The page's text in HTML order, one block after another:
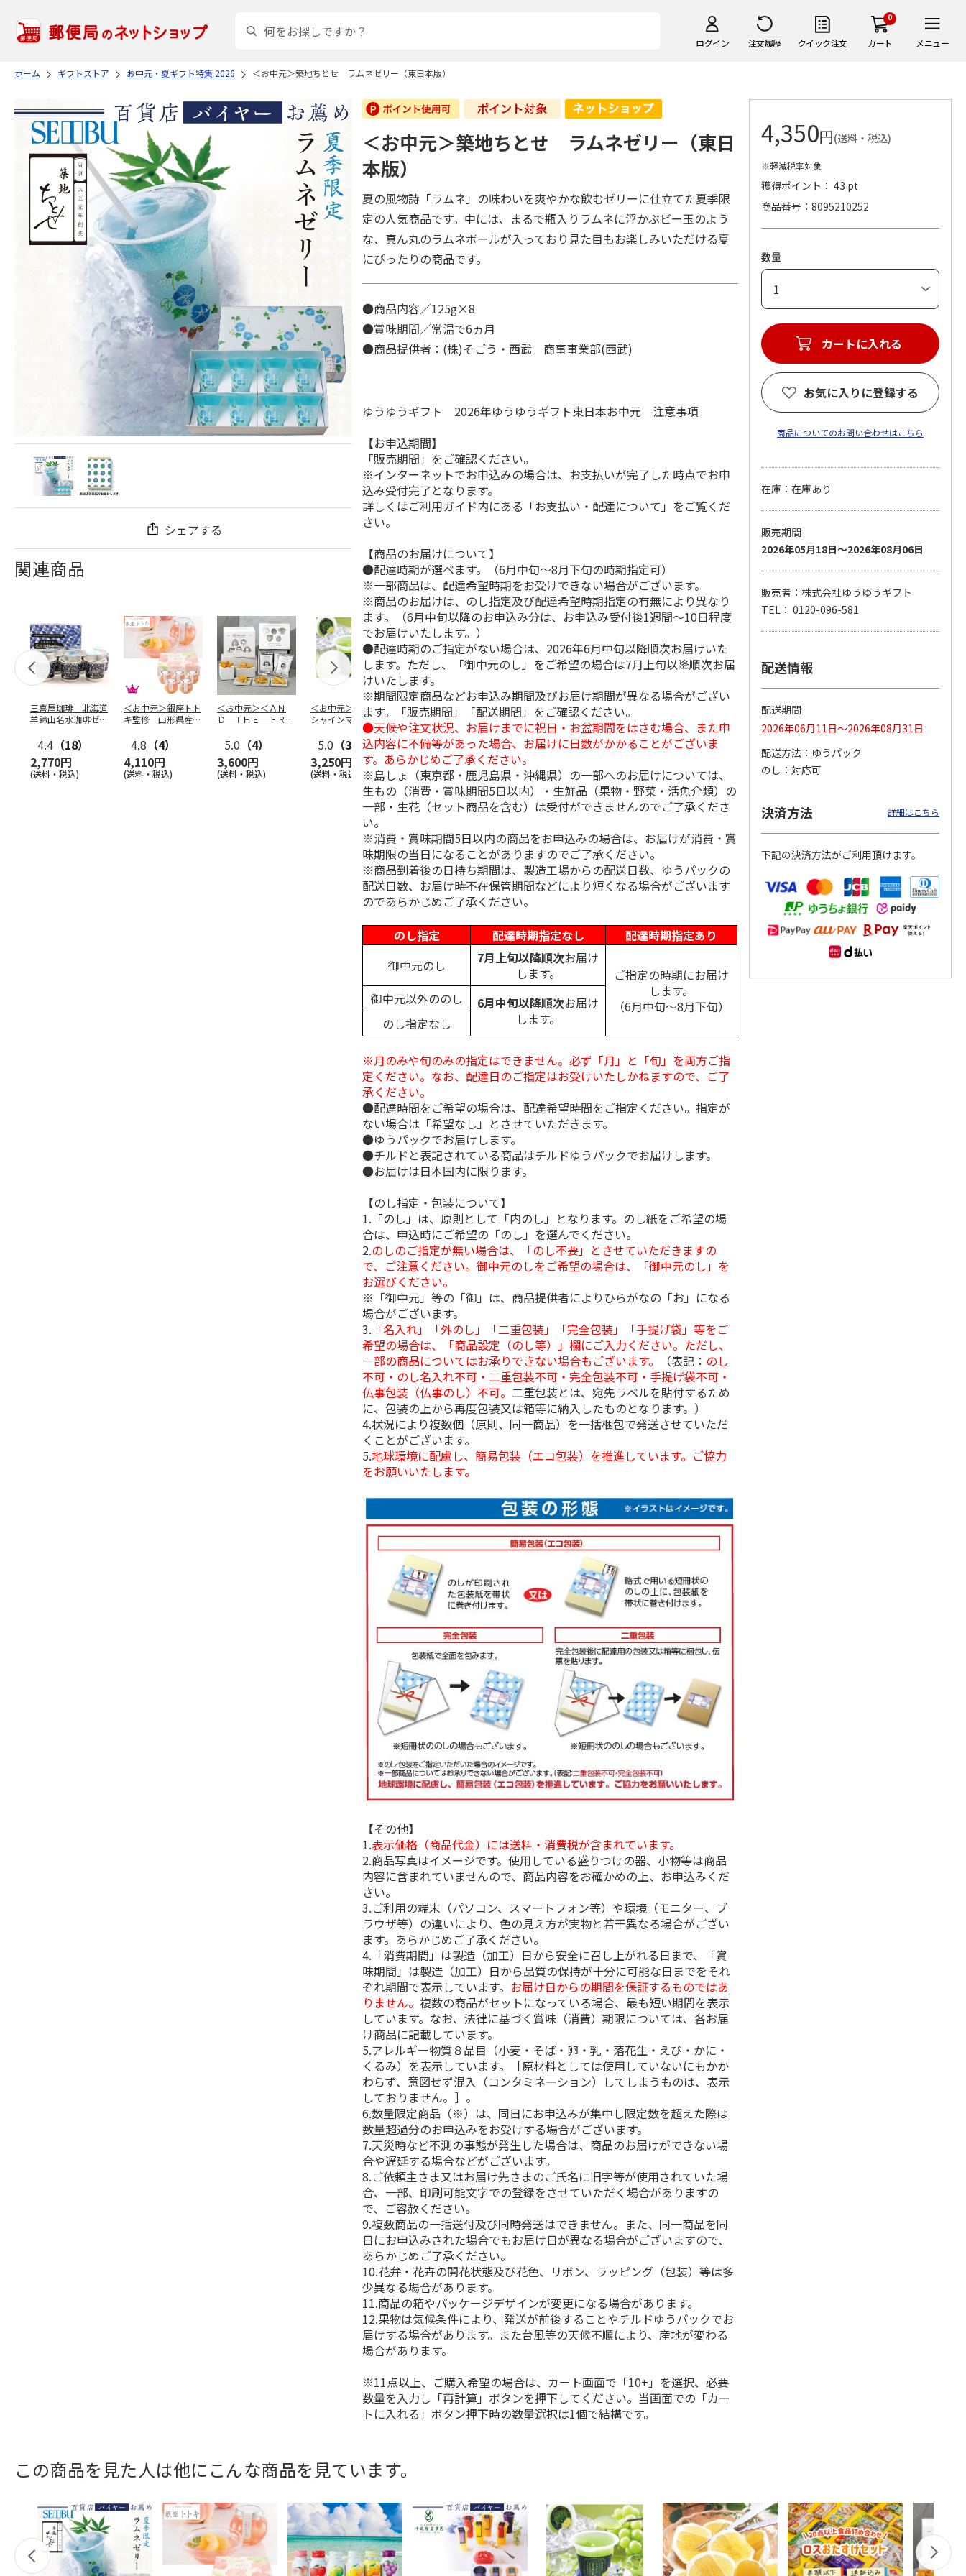
ログイン 注文履歴 クイック注文
0
カート メニュー
ホーム ギフトストア お中元・夏ギフト特集 2026 ＜お中元＞築地ちとせ ラムネゼリー（東日本版）
シェアする
関連商品
三喜屋珈琲 北海道
羊蹄山名水珈琲ゼリ
4.4 （18）
2,770円
(送料・税込)
＜お中元＞銀座トト
キ監修 山形県産白
版）
4.8 （4）
4,110円
(送料・税込)
＜お中元＞＜ＡＮ
Ｄ ＴＨＥ ＦＲＩ
ト５種
…
5.0 （4）
3,600円
(送料・税込)
＜お中元＞長野県産
シャインマスカット
5.0 （3）
3,250円
(送料・税込)
＜お中元＞北海道羊
蹄山名水珈琲ゼリー
７個
4.3（3）
2,980円
(送料・税込)
＜お中元＞＜ひとと
え＞３層デザートジ
ュレパフェ～国産フ
ルー4.7 （10）
2,980円
(送料・税込)
＜お中元＞日本橋
千疋屋総本店 フル
ートジェリー ９個
入（…
5.0（3）
(送料・税込)
＜お中元＞彩果の宝
コレクション（東日
本版…
5.0（7）
(送料・税込)
＜お中元＞日本橋
ートジェリー ６個
4.7
（3）
3,400円
(送料・税込)
（東日本版）
＜お中元＞築地ちとせ ラムネゼリー（東日
本版）
夏の風物詩「ラムネ」の味わいを爽やかな飲むゼリーに仕立てた夏季限
定の人気商品です。中には、まるで瓶入りラムネに浮かぶビー玉のよう
な、真ん丸のラムネボールが入っており見た目もお楽しみいただける夏
にぴったりの商品です。
●商品内容／125g×8
●賞味期間／常温で6ヵ月
●商品提供者：(株)そごう・西武 商事事業部(西武)
ゆうゆうギフト 2026年ゆうゆうギフト東日本お中元 注意事項
【お申込期間】
「販売期間」をご確認ください。
※インターネットでお申込みの場合は、お支払いが完了した時点でお申
込み受付完了となります。
詳しくはご利用ガイド内にある「お支払い・配達について」をご覧くだ
さい。
【商品のお届けについて】
●配達時期が選べます。（6月中旬～8月下旬の時期指定可）
※一部商品は、配達希望時期をお受けできない場合がございます。
※商品のお届けは、のし指定及び配達希望時期指定の有無により異なり
ます。（6月中旬以降のお申込み分は、お申込み受付後1週間～10日程度
でお届けいたします。）
●配達時期のご指定がない場合は、2026年6月中旬以降順次お届けいた
します。ただし、「御中元のし」をご希望の場合は7月上旬以降順次お届
けいたします。
※期間限定商品などお申込み期間及びお届け期間が異なる場合がござい
ます。「販売期間」「配送期間」をご確認ください。
●天候や注文状況、お届けまでに祝日・お盆期間をはさむ場合、また申
込内容に不備等があった場合、お届けに日数がかかることがございま
す。あらかじめご了承ください。
※島しょ（東京都・鹿児島県・沖縄県）の一部へのお届けについては、
生もの（消費・賞味期間5日以内）・生鮮品（果物・野菜・活魚介類）の
一部・生花（セット商品を含む）は受付ができませんのでご了承くださ
い。
※消費・賞味期間5日以内の商品をお申込みの場合は、お届けが消費・賞
味期限の当日になることがありますのでご了承ください。
※商品到着後の日持ち期間は、製造工場からの配送日数、ゆうパックの
配送日数、お届け時不在保管期間などにより短くなる場合がございます
のであらかじめご了承ください。
のし指定
配達時期指定なし
配達時期指定あり
御中元のし
7月上旬以降順次お届け
します。
ご指定の時期にお届け
します。
（6月中旬～8月下旬）
御中元以外ののし 6月中旬以降順次お届け
します。
のし指定なし
※月のみや旬のみの指定はできません。必ず「月」と「旬」を両方ご指
定ください。なお、配達日のご指定はお受けいたしかねますので、ご了
承ください。
●配達時間をご希望の場合は、配達希望時間をご指定ください。指定が
ない場合は「希望なし」とさせていただきます。
●ゆうパックでお届けします。
●チルドと表記されている商品はチルドゆうパックでお届けします。
●お届けは日本国内に限ります。
【のし指定・包装について】
1.「のし」は、原則として「内のし」となります。のし紙をご希望の場
合は、申込時にご希望の「のし」を選んでください。
2.のしのご指定が無い場合は、「のし不要」とさせていただきますの
で、ご注意ください。御中元のしをご希望の場合は、「御中元のし」を
お選びください。
※「御中元」等の「御」は、商品提供者によりひらがなの「お」になる
場合がございます。
3. 「名入れ」「外のし」「二重包装」「完全包装」「手提げ袋」等をご
希望の場合は、「商品設定（のし等）」欄にご入力ください。ただし、
一部の商品についてはお承りできない場合もございます。
（表記： のし
不可・のし名入れ不可・二重包装不可・完全包装不可・手提げ袋不可・
仏事包装（仏事のし）不可。 二重包装とは、宛先ラベルを貼付するため
に、包装の上から再度包装又は箱等に納入したものとなります。）
4.状況により複数個（原則、同一商品）を一括梱包で発送させていただ
くことがございます。
5.地球環境に配慮し、簡易包装（エコ包装）を推進しています。ご協力
をお願いいたします。
【その他】
1.表示価格（商品代金）には送料・消費税が含まれています。
2.商品写真はイメージです。使用している盛りつけの器、小物等は商品
内容に含まれていませんので、商品内容をお確かめの上、お申込みくだ
さい。
3.ご利用の端末（パソコン、スマートフォン等）や環境（モニター、ブ
ラウザ等）の違いにより、色の見え方が実物と若干異なる場合がござい
ます。あらかじめご了承ください。
4.「消費期間」は製造（加工）日から安全に召し上がれる日まで、「賞
味期間」は製造（加工）日から品質の保持が十分に可能な日までをそれ
ぞれ期間で表示しています。 お届け日からの期間を保証するものではあ
りません。複数の商品がセットになっている場合、最も短い期間を表示
しています。なお、法律に基づく賞味（消費）期限については、各お届
け商品に記載しています。
5.アレルギー物質８品目（小麦・そば・卵・乳・落花生・えび・かに・
くるみ）を表示しています。［原材料としては使用していないにもかか
わらず、意図せず混入（コンタミネーション）してしまうものは、表示
しておりません。］。
6.数量限定商品（※）は、同日にお申込みが集中し限定数を超えた際は
数量超過分のお申込みをお受けする場合がございます。
7.天災時など不測の事態が発生した場合は、商品のお届けができない場
合や遅延する場合などがございます。
8.ご依頼主さま又はお届け先さまのご氏名に旧字等が使用されていた場
合、一部、印刷可能文字での登録をさせていただく場合がありますの
で、ご容赦ください。
9.複数商品の一括送付及び同時発送はできません。また、同一商品を同
日にお申込みされた場合でもお届け日が異なる場合がございますので、
あらかじめご了承ください。
10.花弁・花卉の開花状態及び花色、リボン、ラッピング（包装）等は多
少異なる場合があります。
11.商品の箱やパッケージデザインが変更になる場合があります。
12.果物は気候条件により、発送が前後することやチルドゆうパックでお
届けする場合があります。また台風等の天候不順により、産地が変わる
場合があります。
※11点以上、ご購入希望の場合は、カート画面で「10+」を選択、必要
数量を入力し「再計算」ボタンを押下してください。当画面での「カー
トに入れる」ボタン押下時の数量選択は1個で結構です。
4,350円(送料・税込)
※軽減税率対象
獲得ポイント： 43 pt
商品番号
8095210252
数量
カートに入れる
お気に入りに登録する
商品についてのお問い合わせはこちら
在庫：在庫あり
販売期間
2026年05月18日～2026年08月06日
販売者：株式会社ゆうゆうギフト
TEL： 0120-096-581
配送情報
配送期間
2026年06月11日～2026年08月31日
配送方法
ゆうパック
のし
対応可
決済方法 詳細はこちら
下記の決済方法がご利用頂けます。
この商品を見た人は他にこんな商品を見ています。